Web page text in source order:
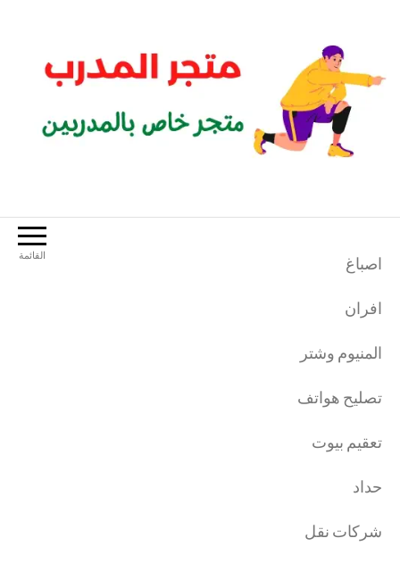
القائمة اصباغ
افران
المنيوم وشتر
تصليح هواتف
تعقيم بيوت
حداد
شركات نقل